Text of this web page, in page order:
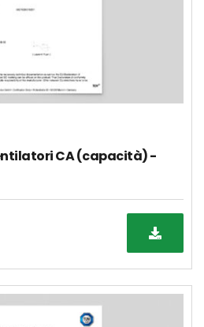
CA (capacità) -